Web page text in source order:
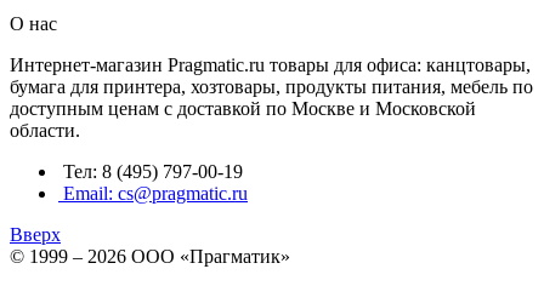
О нас
Интернет-магазин Pragmatic.ru товары для офиса: канцтовары,
бумага для принтера, хозтовары, продукты питания, мебель по
доступным ценам с доставкой по Москве и Московской
области.
Тел: 8 (495) 797-00-19
Email: cs@pragmatic.ru
Вверх
© 1999 – 2026 ООО «Прагматик»